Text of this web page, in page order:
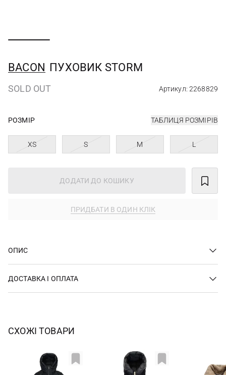
BACON ПУХОВИК STORM
SOLD OUT Артикул: 2268829
РОЗМІР ТАБЛИЦЯ РОЗМІРІВ
XS S M L
ДОДАТИ ДО КОШИКУ
ПРИДБАТИ В ОДИН КЛІК
ОПИС
ДОСТАВКА І ОПЛАТА
СХОЖІ ТОВАРИ